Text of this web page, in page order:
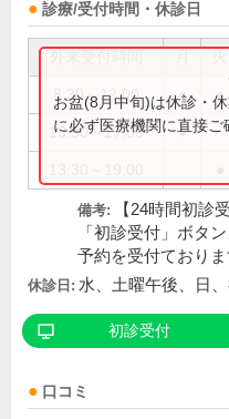
診療/受付時間・休診日
8:30～12:00 ● ●
13:30～17:00 ●
お盆(8月中旬)は休診・
に必ず医療機関に直接ご
備考:
【24時間初診
「初診受付」ボタ
予約を受付ており
休診日: 水、土曜午後、日
初診受付
口コミ